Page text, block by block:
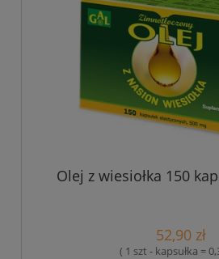
Olej z wiesiołka 150
52,90 zł
( 1 szt - kapsułka =